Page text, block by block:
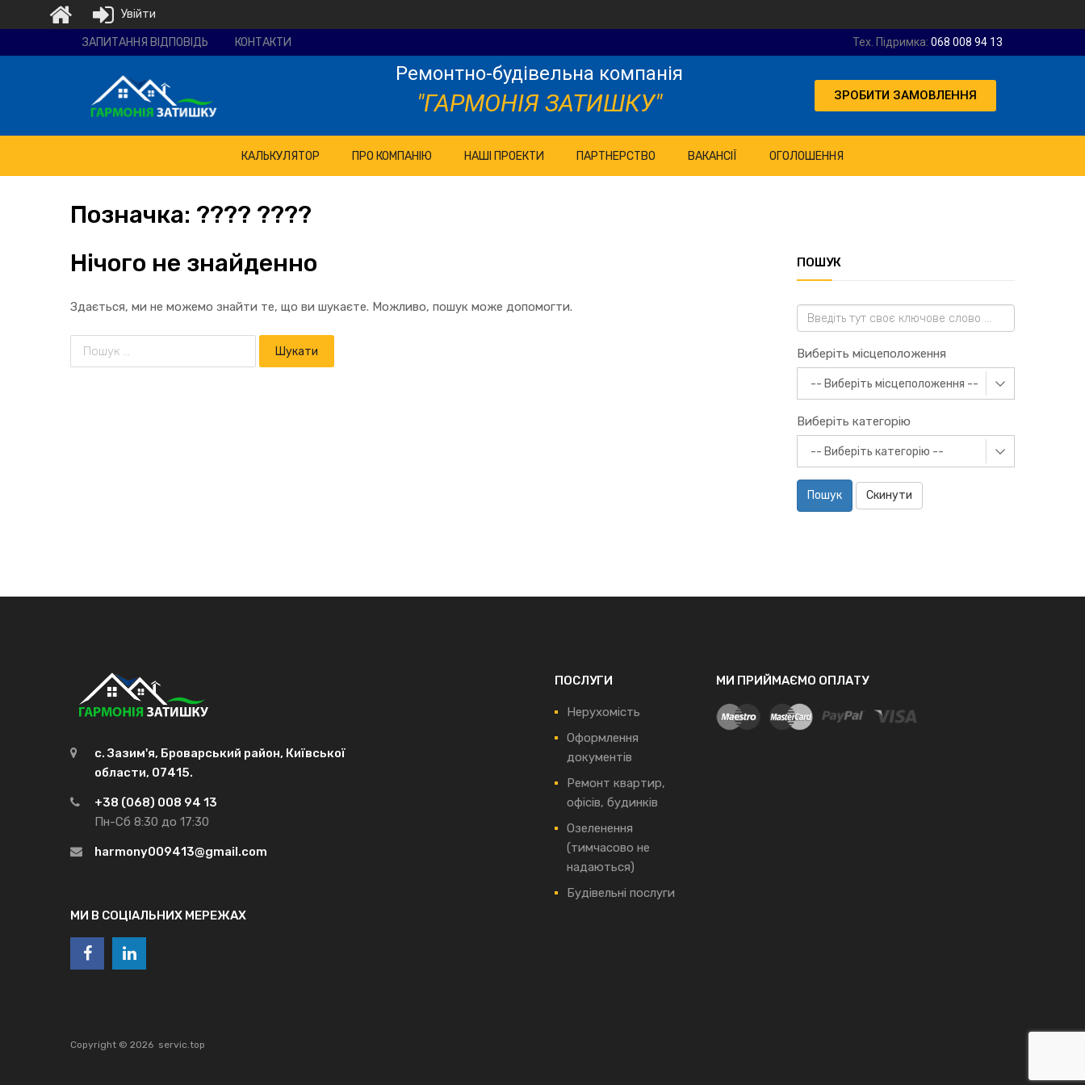
будівельна
ЗАПИТАННЯ ВІДПОВІДЬ КОНТАКТИ Тех. Підримка: 068 008 94 13
Ремонтно-будівельна компанія
"ГАРМОНІЯ ЗАТИШКУ" ЗРОБИТИ ЗАМОВЛЕННЯ
КАЛЬКУЛЯТОР ПРО КОМПАНІЮ НАШІ ПРОЕКТИ ПАРТНЕРСТВО ВАКАНСІЇ ОГОЛОШЕННЯ
Позначка: ???? ????
Нічого не знайденно
Здається, ми не можемо знайти те, що ви шукаєте. Можливо, пошук може допомогти.
ПОШУК
Виберіть місцеположення
Виберіть категорію
Пошук Скинути
с. Зазим'я, Броварський район, Київської
области, 07415.
+38 (068) 008 94 13
Пн-Сб 8:30 до 17:30
harmony009413@gmail.com
МИ В СОЦІАЛЬНИХ МЕРЕЖАХ
ПОСЛУГИ
Нерухомість
Оформлення
документів
Ремонт квартир,
офісів, будинків
Озеленення
(тимчасово не
надаються)
Будівельні послуги
МИ ПРИЙМАЄМО ОПЛАТУ
Copyright © 2026 servic.top
Увійти